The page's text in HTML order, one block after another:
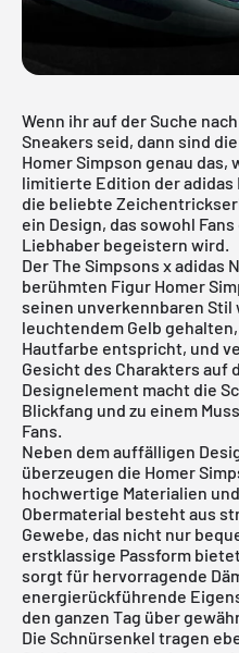
Wenn ihr auf der Suche
Sneakers seid, dann sind die
Homer Simpson genau das,
limitierte Edition der adidas
die beliebte
ein Design, das sowohl
Liebhaber begeistern wird.
Der The Simpsons x adidas
berühmten Figur Homer
seinen unverkennbaren Stil
leuchtendem Gelb
Hautfarbe entspricht, und
Gesicht des Charakters auf
Designelement macht die
Blickfang und zu einem
Fans.
Neben dem auffälligen
überzeugen die Homer
hochwertige Materialien
Obermaterial besteht aus
Gewebe, das nicht nur
erstklassige Passform
sorgt für hervorragende
energierückführende
den ganzen Tag über
Die Schnürsenkel tragen